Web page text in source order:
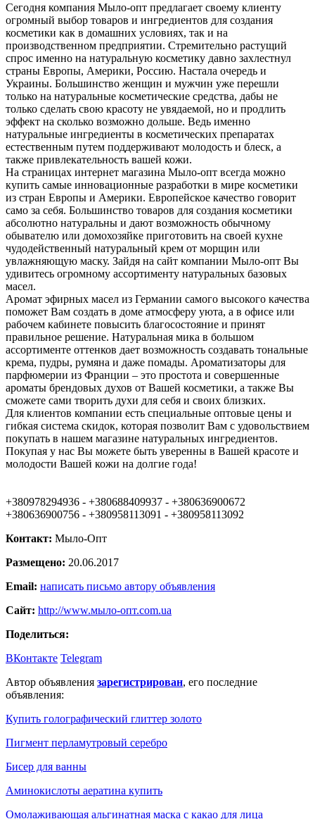
Сегодня компания Мыло-опт предлагает своему клиенту
огромный выбор товаров и ингредиентов для создания
косметики как в домашних условиях, так и на
производственном предприятии. Стремительно растущий
спрос именно на натуральную косметику давно захлестнул
страны Европы, Америки, Россию. Настала очередь и
Украины. Большинство женщин и мужчин уже перешли
только на натуральные косметические средства, дабы не
только сделать свою красоту не увядаемой, но и продлить
эффект на сколько возможно дольше. Ведь именно
натуральные ингредиенты в косметических препаратах
естественным путем поддерживают молодость и блеск, а
также привлекательность вашей кожи.
На страницах интернет магазина Мыло-опт всегда можно
купить самые инновационные разработки в мире косметики
из стран Европы и Америки. Европейское качество говорит
само за себя. Большинство товаров для создания косметики
абсолютно натуральны и дают возможность обычному
обывателю или домохозяйке приготовить на своей кухне
чудодейственный натуральный крем от морщин или
увлажняющую маску. Зайдя на сайт компании Мыло-опт Вы
удивитесь огромному ассортименту натуральных базовых
масел.
Аромат эфирных масел из Германии самого высокого качества
поможет Вам создать в доме атмосферу уюта, а в офисе или
рабочем кабинете повысить благосостояние и принят
правильное решение. Натуральная мика в большом
ассортименте оттенков дает возможность создавать тональные
крема, пудры, румяна и даже помады. Ароматизаторы для
парфюмерии из Франции – это простота и совершенные
ароматы брендовых духов от Вашей косметики, а также Вы
сможете сами творить духи для себя и своих близких.
Для клиентов компании есть специальные оптовые цены и
гибкая система скидок, которая позволит Вам с удовольствием
покупать в нашем магазине натуральных ингредиентов.
Покупая у нас Вы можете быть уверенны в Вашей красоте и
молодости Вашей кожи на долгие года!
+380978294936 - +380688409937 - +380636900672
+380636900756 - +380958113091 - +380958113092
Контакт: Мыло-Опт
Размещено: 20.06.2017
Email: написать письмо автору объявления
Сайт: http://www.мыло-опт.com.ua
Поделиться:
ВКонтакте Telegram
Автор объявления зарегистрирован, его последние
объявления:
Купить голографический глиттер золото
Пигмент перламутровый серебро
Бисер для ванны
Аминокислоты аератина купить
Омолаживающая альгинатная маска с какао для лица